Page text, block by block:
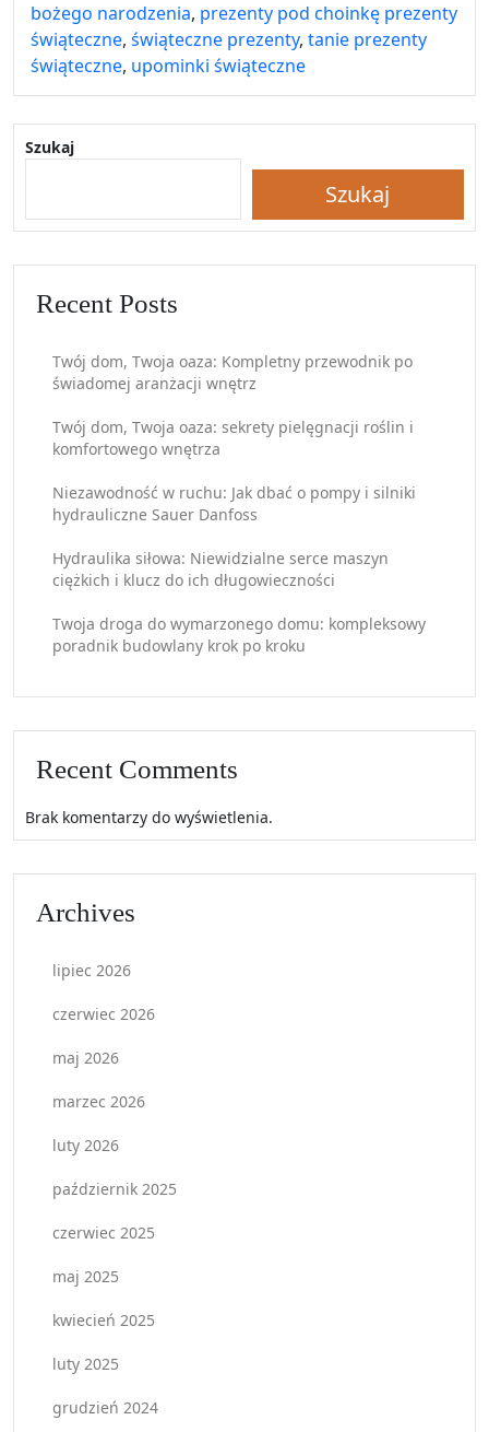
bożego narodzenia, prezenty pod choinkę prezenty
świąteczne, świąteczne prezenty, tanie prezenty
świąteczne, upominki świąteczne
Szukaj
Szukaj
Recent Posts
Twój dom, Twoja oaza: Kompletny przewodnik po
świadomej aranżacji wnętrz
Twój dom, Twoja oaza: sekrety pielęgnacji roślin i
komfortowego wnętrza
Niezawodność w ruchu: Jak dbać o pompy i silniki
hydrauliczne Sauer Danfoss
Hydraulika siłowa: Niewidzialne serce maszyn
ciężkich i klucz do ich długowieczności
Twoja droga do wymarzonego domu: kompleksowy
poradnik budowlany krok po kroku
Recent Comments
Brak komentarzy do wyświetlenia.
Archives
lipiec 2026
czerwiec 2026
maj 2026
marzec 2026
luty 2026
październik 2025
czerwiec 2025
maj 2025
kwiecień 2025
luty 2025
grudzień 2024